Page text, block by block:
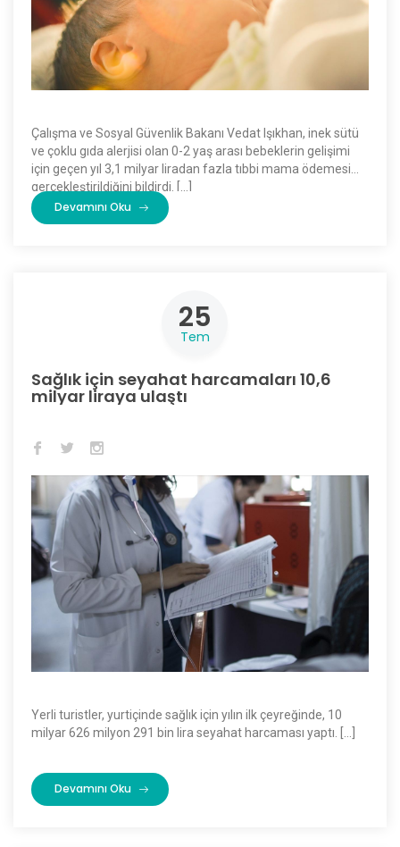
Çalışma ve Sosyal Güvenlik Bakanı Vedat Işıkhan, inek sütü
ve çoklu gıda alerjisi olan 0-2 yaş arası bebeklerin gelişimi
için geçen yıl 3,1 milyar liradan fazla tıbbi mama ödemesi
gerçekleştirildiğini bildirdi. […]
Devamını Oku
25
Tem
Sağlık için seyahat harcamaları 10,6
milyar liraya ulaştı
Yerli turistler, yurtiçinde sağlık için yılın ilk çeyreğinde, 10
milyar 626 milyon 291 bin lira seyahat harcaması yaptı. […]
Devamını Oku